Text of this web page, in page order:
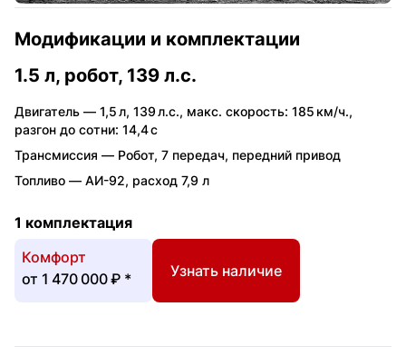
Модификации и комплектации
1.5 л, робот, 139 л.с.
Двигатель — 1,5 л, 139 л.с., макс. скорость: 185 км/ч.,
разгон до сотни: 14,4 с
Трансмиссия — Робот, 7 передач, передний привод
Топливо — АИ-92, расход 7,9 л
1 комплектация
Комфорт
от 1 470 000 ₽ * Узнать наличие